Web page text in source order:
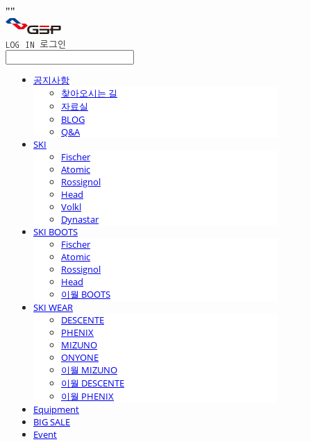
""
LOG IN 로그인
공지사항
찾아오시는 길
자료실
BLOG
Q&A
SKI
Fischer
Atomic
Rossignol
Head
Volkl
Dynastar
SKI BOOTS
Fischer
Atomic
Rossignol
Head
이월 BOOTS
SKI WEAR
DESCENTE
PHENIX
MIZUNO
ONYONE
이월 MIZUNO
이월 DESCENTE
이월 PHENIX
Equipment
BIG SALE
Event